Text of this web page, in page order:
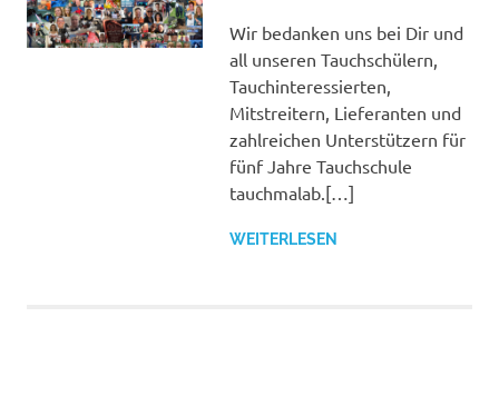
Wir bedanken uns bei Dir und
all unseren Tauchschülern,
Tauchinteressierten,
Mitstreitern, Lieferanten und
zahlreichen Unterstützern für
fünf Jahre Tauchschule
tauchmalab.[…]
WEITERLESEN